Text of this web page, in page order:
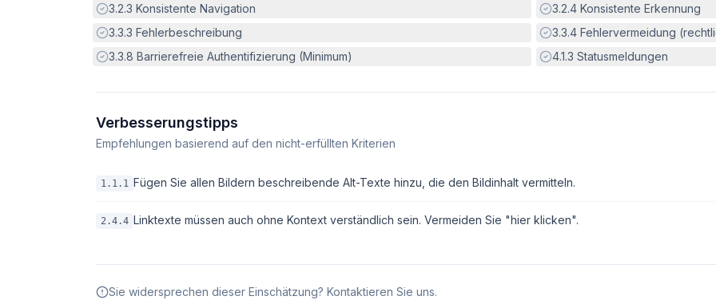
Erfüllt:
3.2.3 Konsistente Navigation Erfüllt:
3.2.4 Konsistente Erkennung
Erfüllt:
3.3.3 Fehlerbeschreibung Erfüllt:
3.3.4 Fehlervermeidung
Erfüllt:
3.3.8 Barrierefreie Authentifizierung (Minimum) Erfüllt:
4.1.3 Statusmeldungen
Verbesserungstipps
Empfehlungen basierend auf den nicht-erfüllten Kriterien
1.1.1 Fügen Sie allen Bildern beschreibende Alt-Texte hinzu, die den Bildinhalt vermitteln.
2.4.4 Linktexte müssen auch ohne Kontext verständlich sein. Vermeiden Sie "hier klicken".
Sie widersprechen dieser Einschätzung? Kontaktieren Sie uns.